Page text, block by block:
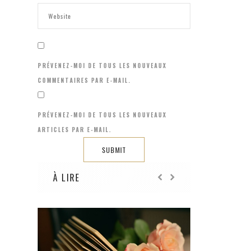
PRÉVENEZ-MOI DE TOUS LES NOUVEAUX
COMMENTAIRES PAR E-MAIL.
PRÉVENEZ-MOI DE TOUS LES NOUVEAUX
ARTICLES PAR E-MAIL.
À LIRE